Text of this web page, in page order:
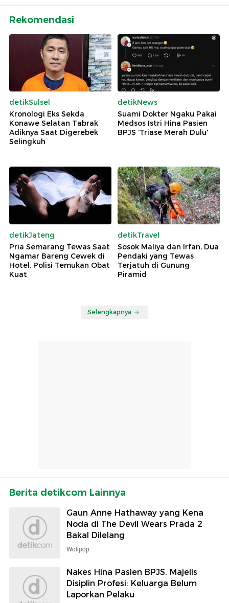
Rekomendasi
detikSulsel
Kronologi Eks Sekda
Konawe Selatan Tabrak
Adiknya Saat Digerebek
Selingkuh
detikNews
Suami Dokter Ngaku Pakai
Medsos Istri Hina Pasien
BPJS 'Triase Merah Dulu'
detikJateng
Pria Semarang Tewas Saat
Ngamar Bareng Cewek di
Hotel, Polisi Temukan Obat
Kuat
detikTravel
Sosok Maliya dan Irfan, Dua
Pendaki yang Tewas
Terjatuh di Gunung
Piramid
Selengkapnya
Berita detikcom Lainnya
Gaun Anne Hathaway yang Kena
Noda di The Devil Wears Prada 2
Bakal Dilelang
Wolipop
Nakes Hina Pasien BPJS, Majelis
Disiplin Profesi: Keluarga Belum
Laporkan Pelaku